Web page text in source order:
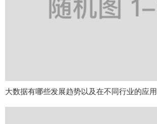
大数据有哪些发展趋势以及在不同行业的应用